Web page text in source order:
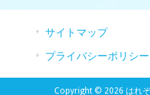
サイトマップ
プライバシーポリシー
Copyright © 2026 はれ